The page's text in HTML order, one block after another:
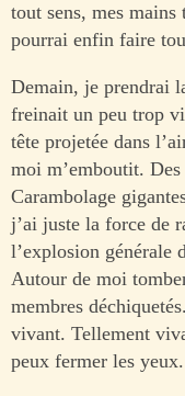
tout sens, mes
pourrai enfin faire
Demain, je prendrai
freinait un peu trop
tête projetée dans
moi m’emboutit.
Carambolage
j’ai juste la force de
l’explosion générale
Autour de moi
membres
vivant. Tellement
peux fermer les yeux.